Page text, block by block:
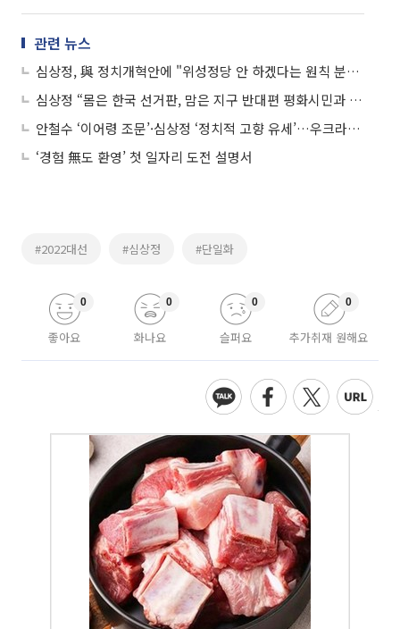
관련 뉴스
심상정, 與 정치개혁안에 "위성정당 안 하겠다는 원칙 분명히 확인해야...대국민 사과도"
심상정 “몸은 한국 선거판, 맘은 지구 반대편 평화시민과 함께”
안철수 ‘이어령 조문’·심상정 ‘정치적 고향 유세’…우크라이나 고리로 대안 자임
‘경험 無도 환영’ 첫 일자리 도전 설명서
#2022대선 #심상정 #단일화
좋아요
0
화나요
0
슬퍼요
0
추가취재 원해요
0